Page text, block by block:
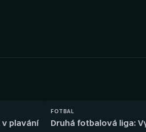
volejbal
v plavání
FOTBAL
Druhá fotbalová liga: